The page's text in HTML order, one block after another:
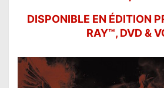
DISPONIBLE EN ÉDITION
RAY™, DVD &